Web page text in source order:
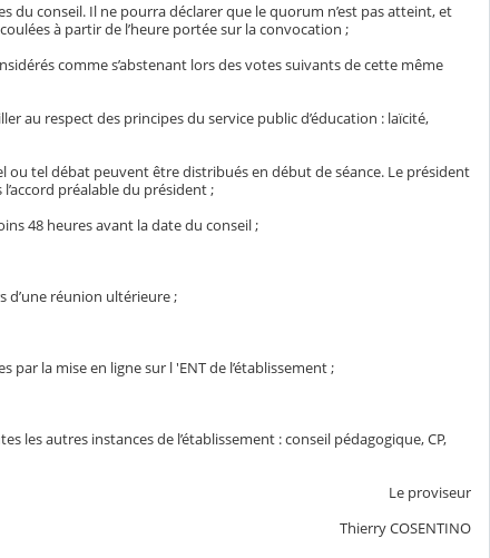
du conseil. Il ne pourra déclarer que le quorum n’est pas atteint, et
à partir de l’heure portée sur la convocation ;
comme s’abstenant lors des votes suivants de cette même
au respect des principes du service public d’éducation : laïcité,
tel débat peuvent être distribués en début de séance. Le président
préalable du président ;
48 heures avant la date du conseil ;
d’une réunion ultérieure ;
la mise en ligne sur l 'ENT de l’établissement ;
les autres instances de l’établissement : conseil pédagogique, CP,
Le proviseur
Thierry COSENTINO